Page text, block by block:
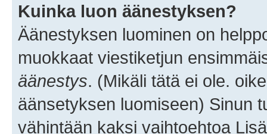
Kuinka luon äänestyksen?
Äänestyksen luominen on
muokkaat viestiketjun
äänestys. (Mikäli tätä ei ole.
äänsetyksen luomiseen) Sinun
vähintään kaksi vaihtoehtoa